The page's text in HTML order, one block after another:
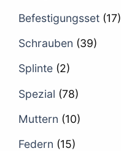
Befestigungsset (17)
Schrauben (39)
Splinte (2)
Spezial (78)
Muttern (10)
Federn (15)